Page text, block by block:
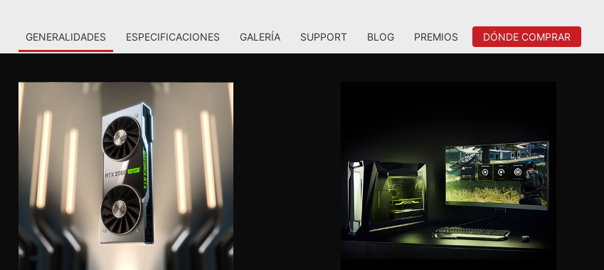
GENERALIDADES ESPECIFICACIONES GALERÍA SUPPORT BLOG PREMIOS DÓNDE COMPRAR